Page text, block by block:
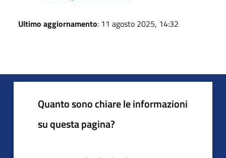
Ultimo aggiornamento: 11 agosto 2025, 14:32
Quanto sono chiare le informazioni
su questa pagina?